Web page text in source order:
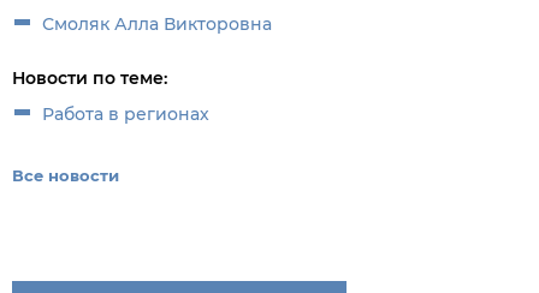
Смоляк Алла Викторовна
Новости по теме:
Работа в регионах
Все новости